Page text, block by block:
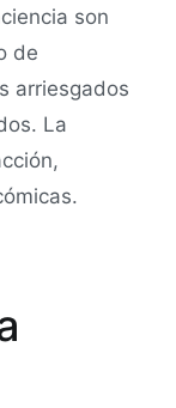
son
de
arriesgados
La